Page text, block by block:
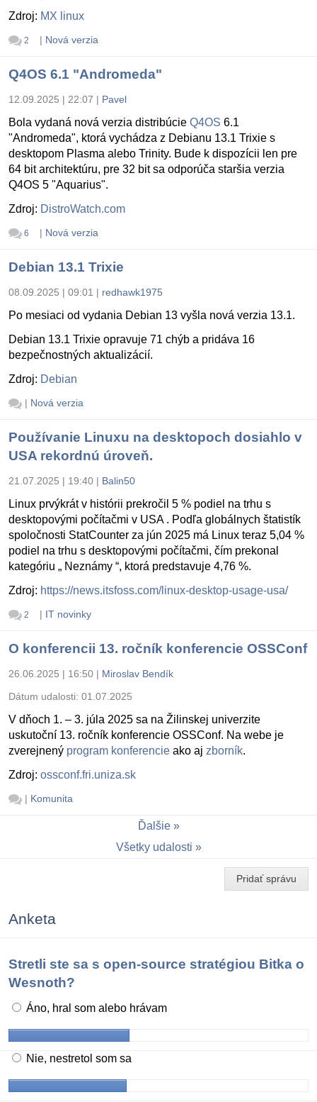
Zdroj: MX linux
2 | Nová verzia
Q4OS 6.1 "Andromeda"
12.09.2025 | 22:07 | Pavel
Bola vydaná nová verzia distribúcie Q4OS 6.1
"Andromeda", ktorá vychádza z Debianu 13.1 Trixie s
desktopom Plasma alebo Trinity. Bude k dispozícii len pre
64 bit architektúru, pre 32 bit sa odporúča staršia verzia
Q4OS 5 "Aquarius".
Zdroj: DistroWatch.com
6 | Nová verzia
Debian 13.1 Trixie
08.09.2025 | 09:01 | redhawk1975
Po mesiaci od vydania Debian 13 vyšla nová verzia 13.1.
Debian 13.1 Trixie opravuje 71 chýb a pridáva 16
bezpečnostných aktualizácií.
Zdroj: Debian
| Nová verzia
Používanie Linuxu na desktopoch dosiahlo v
USA rekordnú úroveň.
21.07.2025 | 19:40 | Balin50
Linux prvýkrát v histórii prekročil 5 % podiel na trhu s
desktopovými počítačmi v USA . Podľa globálnych štatistík
spoločnosti StatCounter za jún 2025 má Linux teraz 5,04 %
podiel na trhu s desktopovými počítačmi, čím prekonal
kategóriu „ Neznámy “, ktorá predstavuje 4,76 %.
Zdroj: https://news.itsfoss.com/linux-desktop-usage-usa/
2 | IT novinky
O konferencii 13. ročník konferencie OSSConf
26.06.2025 | 16:50 | Miroslav Bendík
Dátum udalosti: 01.07.2025
V dňoch 1. – 3. júla 2025 sa na Žilinskej univerzite
uskutoční 13. ročník konferencie OSSConf. Na webe je
zverejnený program konferencie ako aj zborník.
Zdroj: ossconf.fri.uniza.sk
| Komunita
Ďalšie
Všetky udalosti
Pridať správu
Anketa
Stretli ste sa s open-source stratégiou Bitka o
Wesnoth?
Áno, hral som alebo hrávam
Nie, nestretol som sa